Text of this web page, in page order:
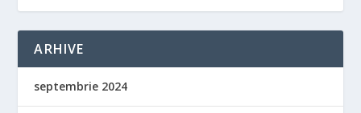
ARHIVE
septembrie 2024